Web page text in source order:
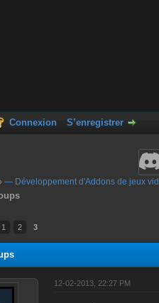
Connexion S’enregistrer
›— Développement d'Addons de jeux
1 2 3
12-02-2013, 22:27 PM